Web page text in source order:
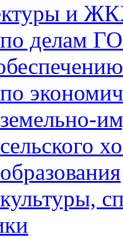
и
делам